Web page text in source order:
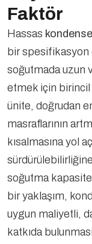
Faktör
Hassas
bir spesifikasyon
soğutmada uzun
etmek için birincil
ünite, doğrudan
masraflarının
kısalmasına yol
soğutma
bir yaklaşım,
uygun maliyetli,
katkıda